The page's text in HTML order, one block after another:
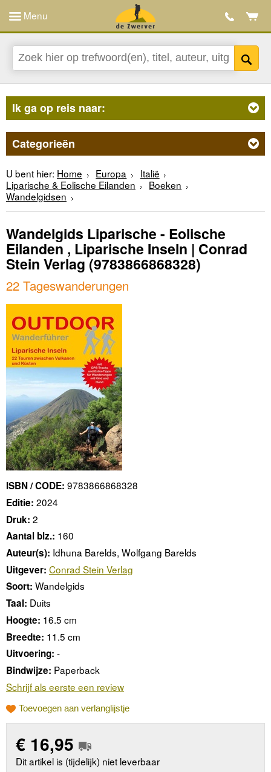
Menu
Ik ga op reis naar:
Categorieën
U bent hier: Home Europa
Italië
Liparische & Eolische Eilanden
Boeken
Wandelgidsen
Wandelgids Liparische - Eolische
Eilanden , Liparische Inseln | Conrad
Stein Verlag(9783866868328)
22 Tageswanderungen
ISBN / CODE: 9783866868328
Editie: 2024
Druk: 2
Aantal blz.: 160
Auteur(s): Idhuna Barelds, Wolfgang Barelds
Uitgever: Conrad Stein Verlag
Soort: Wandelgids
Taal: Duits
Hoogte: 16.5 cm
Breedte: 11.5 cm
Uitvoering: -
Bindwijze: Paperback
Schrijf als eerste een review
Toevoegen aan verlanglijstje
€ 16,95
Dit artikel is (tijdelijk) niet leverbaar